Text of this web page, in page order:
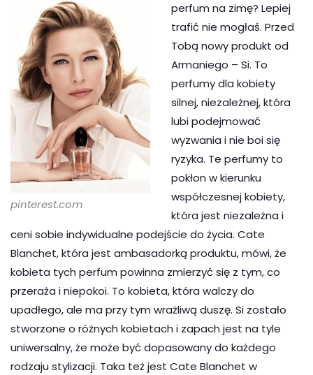
pinterest.com
perfum na zimę? Lepiej
trafić nie mogłaś. Przed
Tobą nowy produkt od
Armaniego – Si. To
perfumy dla kobiety
silnej, niezależnej, która
lubi podejmować
wyzwania i nie boi się
ryzyka. Te perfumy to
pokłon w kierunku
współczesnej kobiety,
która jest niezależna i
ceni sobie indywidualne podejście do życia. Cate
Blanchet, która jest ambasadorką produktu, mówi, że
kobieta tych perfum powinna zmierzyć się z tym, co
przeraża i niepokoi. To kobieta, która walczy do
upadłego, ale ma przy tym wrażliwą duszę. Si zostało
stworzone o różnych kobietach i zapach jest na tyle
uniwersalny, że może być dopasowany do każdego
rodzaju stylizacji. Taka też jest Cate Blanchet w